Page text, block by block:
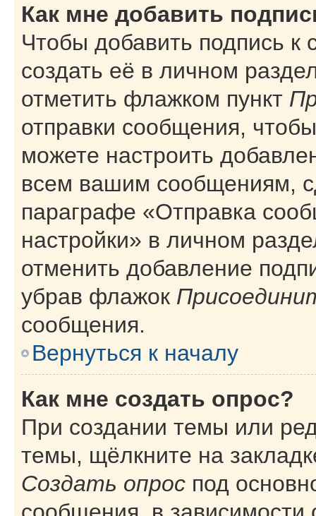
Как мне добавить
Чтобы добавить подпись
создать её в личном
отметить флажком пункт
отправки сообщения,
можете настроить
всем вашим сообщениям,
параграфе «Отправка
настройки» в личном
отменить добавление
убрав флажок
сообщения.
Вернуться к началу
Как мне создать опрос?
При создании темы или
темы, щёлкните на
Создать опрос под